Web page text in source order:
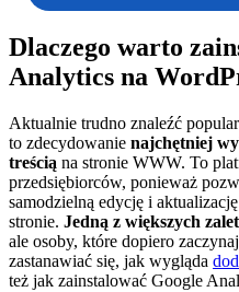
Dlaczego warto
Analytics na
Aktualnie trudno znaleźć
to zdecydowanie najchętniej
treścią na stronie WWW. To
przedsiębiorców, ponieważ
samodzielną edycję i
stronie. Jedną z większych
ale osoby, które dopiero
zastanawiać się, jak wygląda
też jak zainstalować Google